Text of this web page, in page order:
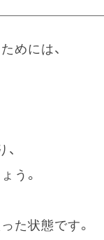
めには、
う。
た状態です。